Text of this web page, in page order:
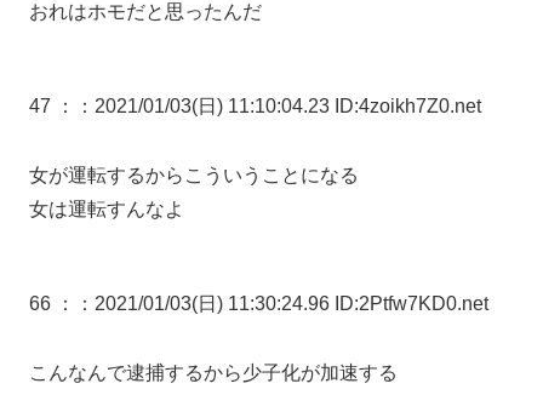
おれはホモだと思ったんだ
47 ： ：2021/01/03(日) 11:10:04.23 ID:4zoikh7Z0.net
女が運転するからこういうことになる
女は運転すんなよ
66 ： ：2021/01/03(日) 11:30:24.96 ID:2Ptfw7KD0.net
こんなんで逮捕するから少子化が加速する